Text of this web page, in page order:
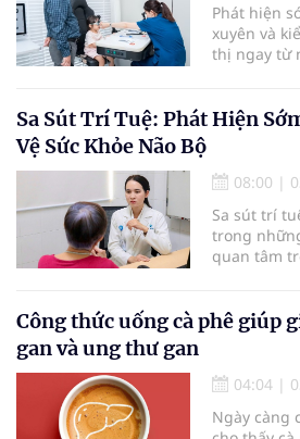
Phát hiện
xuyên và
thị ngay từ
trẻ. Đây
Trung tâm
Đô đưa vào
Sa Sút Trí Tuệ: Phát Hiện
Vệ Sức Khỏe Não Bộ
08:00 |
Sa sút trí
trong
quan tâm
triệu người
sống
70%
Công thức uống cà phê giúp
gan và ung thư gan
04:04 |
Ngày càng